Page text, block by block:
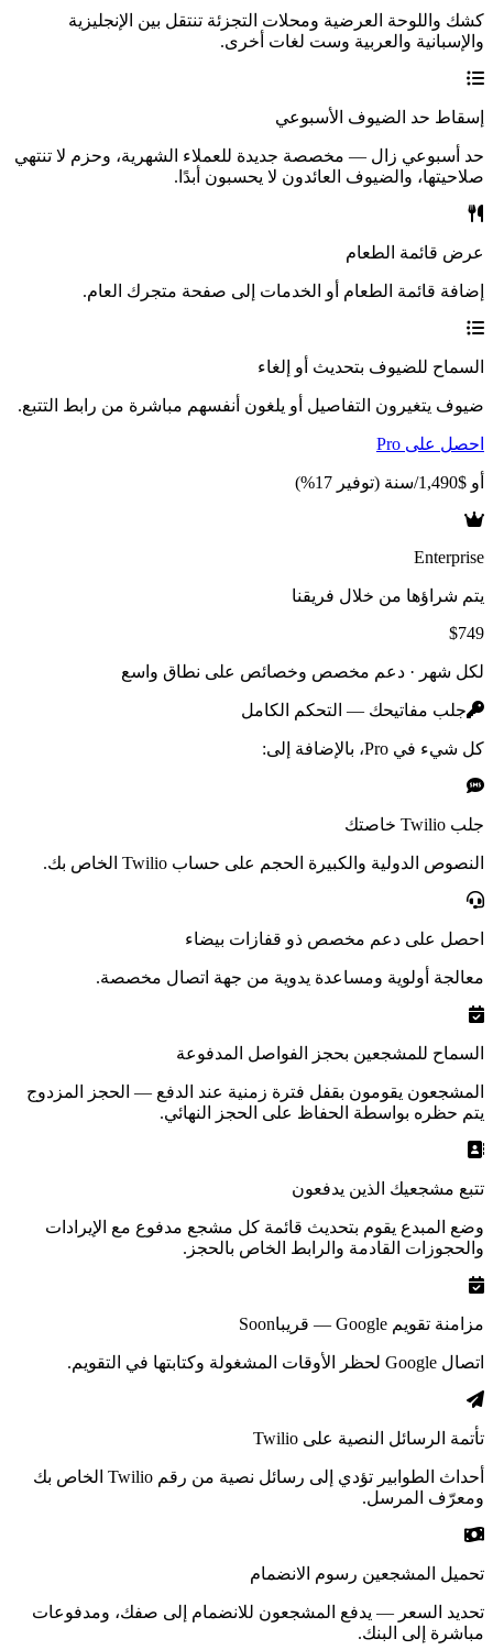
كشك واللوحة العرضية ومحلات التجزئة تنتقل بين الإنجليزية
والإسبانية والعربية وست لغات أخرى.
إسقاط حد الضيوف الأسبوعي
حد أسبوعي زال — مخصصة جديدة للعملاء الشهرية، وحزم لا تنتهي
صلاحيتها، والضيوف العائدون لا يحسبون أبدًا.
عرض قائمة الطعام
إضافة قائمة الطعام أو الخدمات إلى صفحة متجرك العام.
السماح للضيوف بتحديث أو إلغاء
ضيوف يتغيرون التفاصيل أو يلغون أنفسهم مباشرة من رابط التتبع.
احصل على Pro
أو $1,490/سنة (توفير 17%)
Enterprise
يتم شراؤها من خلال فريقنا
$749
لكل شهر · دعم مخصص وخصائص على نطاق واسع
جلب مفاتيحك — التحكم الكامل
كل شيء في Pro، بالإضافة إلى:
جلب Twilio خاصتك
النصوص الدولية والكبيرة الحجم على حساب Twilio الخاص بك.
احصل على دعم مخصص ذو قفازات بيضاء
معالجة أولوية ومساعدة يدوية من جهة اتصال مخصصة.
السماح للمشجعين بحجز الفواصل المدفوعة
المشجعون يقومون بقفل فترة زمنية عند الدفع — الحجز المزدوج
يتم حظره بواسطة الحفاظ على الحجز النهائي.
تتبع مشجعيك الذين يدفعون
وضع المبدع يقوم بتحديث قائمة كل مشجع مدفوع مع الإيرادات
والحجوزات القادمة والرابط الخاص بالحجز.
مزامنة تقويم Google — قريبا Soon
اتصال Google لحظر الأوقات المشغولة وكتابتها في التقويم.
تأتمة الرسائل النصية على Twilio
أحداث الطوابير تؤدي إلى رسائل نصية من رقم Twilio الخاص بك
ومعرّف المرسل.
تحميل المشجعين رسوم الانضمام
تحديد السعر — يدفع المشجعون للانضمام إلى صفك، ومدفوعات
مباشرة إلى البنك.